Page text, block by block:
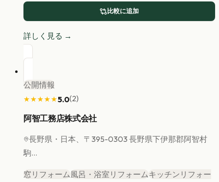
比較に追加
詳しく見る →
公開情報
★★★★★
★★★★★5.0(2)
阿智工務店株式会社
長野県 ・日本、〒395-0303 長野県下伊那郡阿智村
駒...
窓リフォーム 風呂・浴室リフォームキッチンリフォー